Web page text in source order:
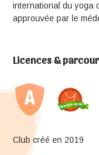
international du yoga
approuvée par le
Licences &
Club créé en 2019